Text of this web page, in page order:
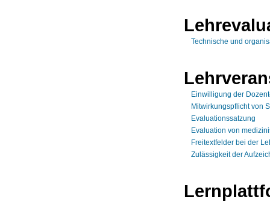
Technische und
Einwilligung der
Mitwirkungspflicht von
Evaluationssatzung
Evaluation von
Freitextfelder bei der
Zulässigkeit der